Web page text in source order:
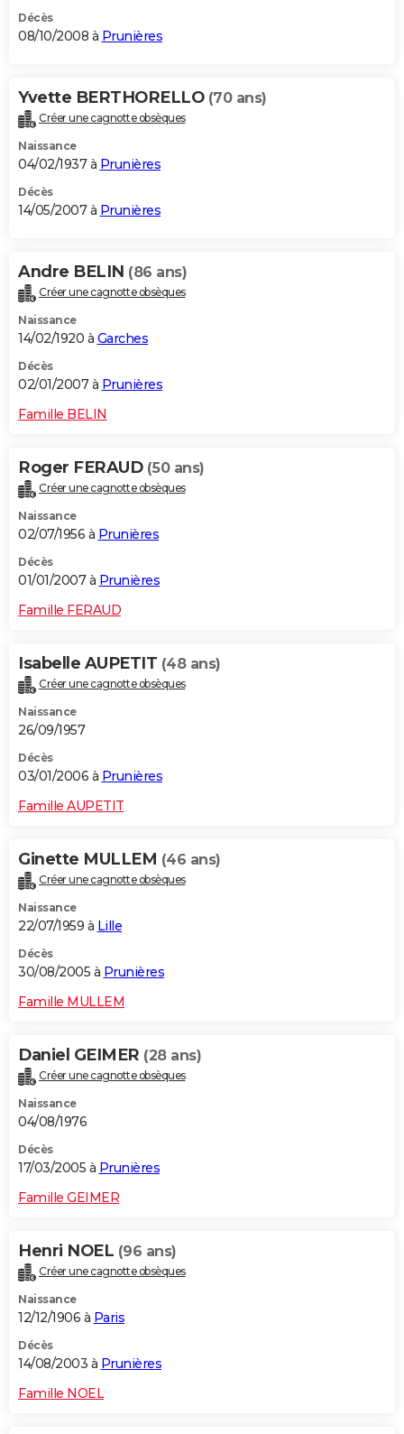
Décès
08/10/2008 à Prunières
Yvette BERTHORELLO (70 ans)
Créer une cagnotte obsèques
Naissance
04/02/1937 à Prunières
Décès
14/05/2007 à Prunières
Andre BELIN (86 ans)
Créer une cagnotte obsèques
Naissance
14/02/1920 à Garches
Décès
02/01/2007 à Prunières
Famille BELIN
Roger FERAUD (50 ans)
Créer une cagnotte obsèques
Naissance
02/07/1956 à Prunières
Décès
01/01/2007 à Prunières
Famille FERAUD
Isabelle AUPETIT (48 ans)
Créer une cagnotte obsèques
Naissance
26/09/1957
Décès
03/01/2006 à Prunières
Famille AUPETIT
Ginette MULLEM (46 ans)
Créer une cagnotte obsèques
Naissance
22/07/1959 à Lille
Décès
30/08/2005 à Prunières
Famille MULLEM
Daniel GEIMER (28 ans)
Créer une cagnotte obsèques
Naissance
04/08/1976
Décès
17/03/2005 à Prunières
Famille GEIMER
Henri NOEL (96 ans)
Créer une cagnotte obsèques
Naissance
12/12/1906 à Paris
Décès
14/08/2003 à Prunières
Famille NOEL